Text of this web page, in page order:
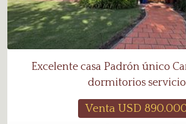
Excelente casa Padrón único
dormitorios servicio
Venta USD